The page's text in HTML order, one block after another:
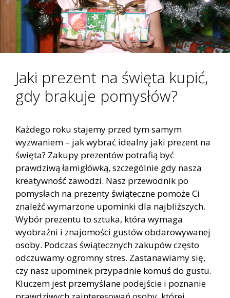
Jaki prezent na święta kupić,
gdy brakuje pomysłów?
Każdego roku stajemy przed tym samym
wyzwaniem – jak wybrać idealny jaki prezent na
święta? Zakupy prezentów potrafią być
prawdziwą łamigłówką, szczególnie gdy nasza
kreatywność zawodzi. Nasz przewodnik po
pomysłach na prezenty świąteczne pomoże Ci
znaleźć wymarzone upominki dla najbliższych.
Wybór prezentu to sztuka, która wymaga
wyobraźni i znajomości gustów obdarowywanej
osoby. Podczas świątecznych zakupów często
odczuwamy ogromny stres. Zastanawiamy się,
czy nasz upominek przypadnie komuś do gustu.
Kluczem jest przemyślane podejście i poznanie